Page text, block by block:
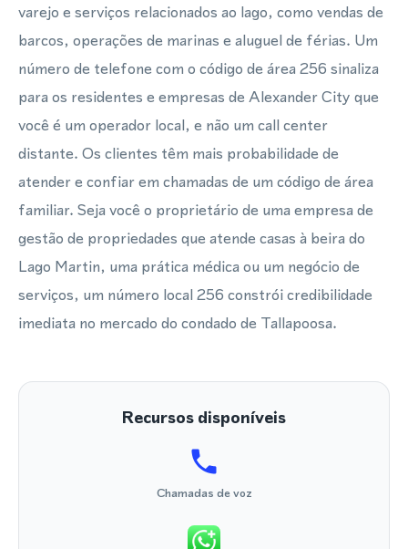
varejo e serviços relacionados ao lago, como vendas de
barcos, operações de marinas e aluguel de férias. Um
número de telefone com o código de área 256 sinaliza
para os residentes e empresas de Alexander City que
você é um operador local, e não um call center
distante. Os clientes têm mais probabilidade de
atender e confiar em chamadas de um código de área
familiar. Seja você o proprietário de uma empresa de
gestão de propriedades que atende casas à beira do
Lago Martin, uma prática médica ou um negócio de
serviços, um número local 256 constrói credibilidade
imediata no mercado do condado de Tallapoosa.
Recursos disponíveis
Chamadas de voz